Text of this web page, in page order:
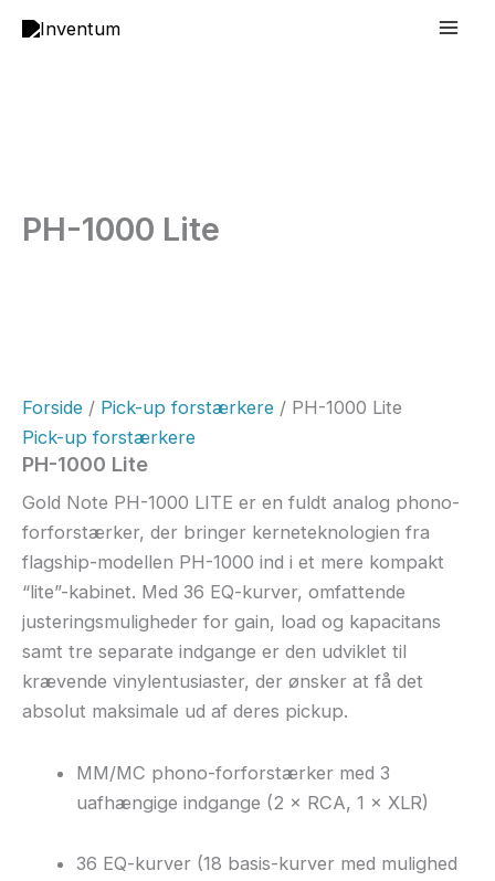
PH-1000 Lite
Forside / Pick-up forstærkere / PH-1000 Lite
Pick-up forstærkere
PH-1000 Lite
Gold Note PH-1000 LITE er en fuldt analog phono-
forforstærker, der bringer kerneteknologien fra
flagship-modellen PH-1000 ind i et mere kompakt
“lite”-kabinet. Med 36 EQ-kurver, omfattende
justeringsmuligheder for gain, load og kapacitans
samt tre separate indgange er den udviklet til
krævende vinylentusiaster, der ønsker at få det
absolut maksimale ud af deres pickup.
MM/MC phono-forforstærker med 3
uafhængige indgange (2 × RCA, 1 × XLR)
36 EQ-kurver (18 basis-kurver med mulighed